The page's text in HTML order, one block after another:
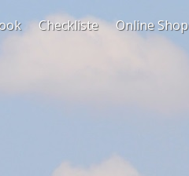
Checkliste Online Shop